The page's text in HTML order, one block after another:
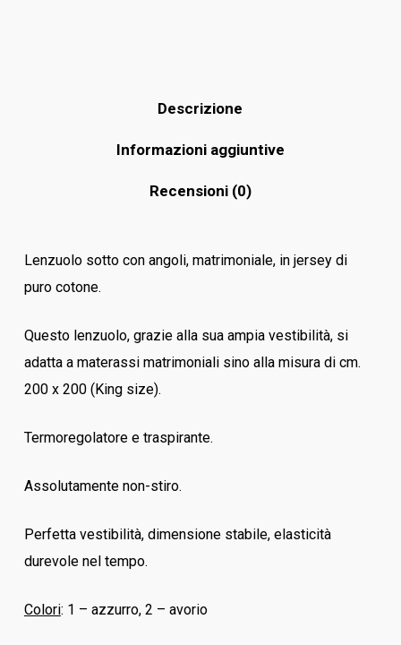
Descrizione
Informazioni aggiuntive
Recensioni (0)
Lenzuolo sotto con angoli, matrimoniale, in jersey di
puro cotone.
Questo lenzuolo, grazie alla sua ampia vestibilità, si
adatta a materassi matrimoniali sino alla misura di cm.
200 x 200 (King size).
Termoregolatore e traspirante.
Assolutamente non-stiro.
Perfetta vestibilità, dimensione stabile, elasticità
durevole nel tempo.
Colori: 1 – azzurro, 2 – avorio